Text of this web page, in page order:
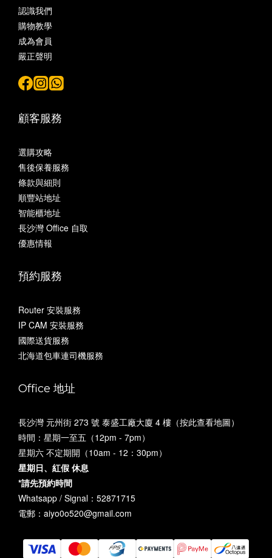
認識我們
購物教學
成為會員
嚴正聲明
顧客服務
選購攻略
售後保養服務
條款與細則
順豐站地址
智能櫃地址
長沙灣 Office 自取
優惠情報
預約服務
Router 安裝服務
IP CAM 安裝服務
國際送貨服務
北海道包車連司機服務
Office 地址
長沙灣 元州街 273 號 泰盛工廠大廈 4 樓（按此查看地圖）
時間：星期一至五（12pm - 7pm）
星期六 不定期開（10am - 12：30pm）
星期日、紅假 休息
*請先預約時間
Whatsapp / Signal：52871715
電郵：aiyo0o520@gmail.com